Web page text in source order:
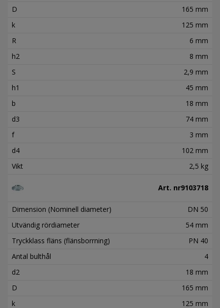
D
165 mm
k
125 mm
R
6 mm
h2
8 mm
S
2,9 mm
h1
45 mm
b
18 mm
d3
74 mm
f
3 mm
d4
102 mm
Vikt
2,5 kg
Art. nr9103718
Dimension (Nominell diameter)
DN 50
Utvändig rördiameter
54 mm
Tryckklass fläns (flänsborrning)
PN 40
Antal bulthål
4
d2
18 mm
D
165 mm
k
125 mm